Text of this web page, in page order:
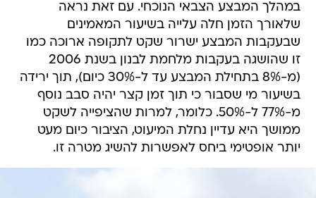
במהלך המבצע הצבאי הנוכחי. עם זאת נראה
שלאורך הזמן חלה עלייה בשיעור המאמינים
שבעקבות המבצע ישרור שקט לתקופה ארוכה כמו
זו שהושגה בעקבות מלחמת לבנון בשנת 2006
(מ-8% בתחילת המבצע עד ל-30% כיום), תוך ירידה
בשיעור מי שסבור כי תוך זמן קצר יהיה סבב נוסף
מ-77% ל-50%. כלומר, למרות שהציפייה לשקט
ממושך היא עדיין נחלת המיעוט, הציבור כיום מעט
יותר אופטימי ביחס לאפשרות להשיג מטרה זו.